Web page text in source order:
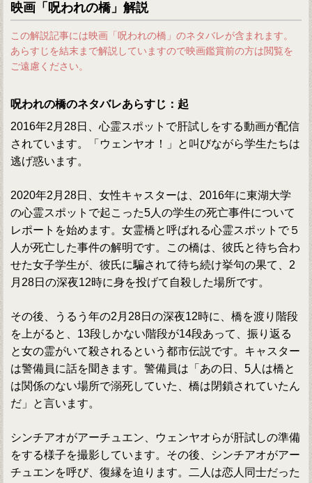
映画「呪われの橋」解説
この解説記事には映画「呪われの橋」のネタバレが含まれます。
あらすじを結末まで解説していますので映画鑑賞前の方は閲覧を
ご遠慮ください。
呪われの橋のネタバレあらすじ：起
2016年2月28日、心霊スポットで肝試しをする動画が配信
されています。「ウェンヤオ！」と叫びながら学生たちは
逃げ惑います。
2020年2月28日、女性キャスターは、2016年に東湖大学
の心霊スポットで起こった5人の学生の死亡事件について
レポートを始めます。女霊橋と呼ばれる心霊スポットで５
人が死亡した事件の解明です。この橋は、彼氏と待ち合わ
せた女子学生が、彼氏に騙されて待ち続け挙句の果て、2
月28日の深夜12時に身を投げて自殺した場所です。
その後、うるう年の2月28日の深夜12時に、橋を渡り階段
を上がると、13段しかない階段が14段あって、振り返る
と女の霊がいて殺されるという都市伝説です。キャスター
は警備員に話を聞きます。警備員は「あの日、5人は橋と
は関係のない場所で溺死していた、橋は閉鎖されていたん
だ」と言います。
シンチアオがアーチュエン、ウェンヤオらが肝試しの準備
をする様子を撮影しています。その後、シンチアオがアー
チュエンを呼び、復縁を迫ります。二人は恋人同士だった